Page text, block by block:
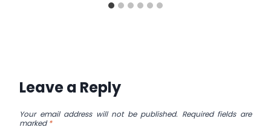
Leave a Reply
Your email address will not be published. Required fields are
marked*